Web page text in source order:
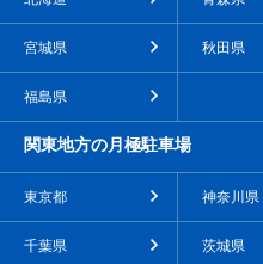
宮城県 秋田県
福島県
関東地方の月極駐車場
東京都 神奈川県
千葉県 茨城県